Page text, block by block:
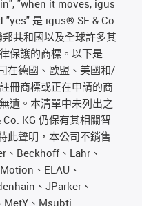
"when it moves, igus
"yes" 是 igus® SE & Co.
共和國以及全球許多其
保護的商標。以下是
在德國、歐盟、美國和/
冊商標或正在申請的商
遺。本清單中未列出之
KG 仍保有其相關智
此聲明，本公司不銷售
、Beckhoff、Lahr、
、ELAU、
、JParker、
MetY、Msubti